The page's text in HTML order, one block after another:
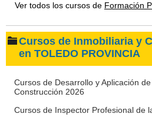
Ver todos los cursos de Formación
Cursos de Inmobiliaria y
en TOLEDO PROVINCIA
Cursos de Desarrollo y Aplicación
Construcción 2026
Cursos de Inspector Profesional de